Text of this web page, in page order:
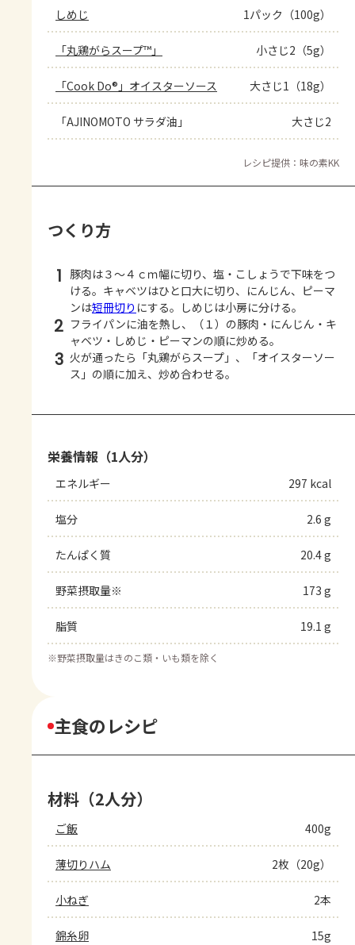
しめじ 1パック（100g）
「丸鶏がらスープ™」 小さじ2（5g）
「Cook Do®」オイスターソース 大さじ1（18g）
「AJINOMOTO サラダ油」 大さじ2
レシピ提供：味の素KK
つくり方
1 豚肉は３～４ｃｍ幅に切り、塩・こしょうで下味をつ
ける。キャベツはひと口大に切り、にんじん、ピーマ
ンは短冊切り にする。しめじは小房に分ける。
2 フライパンに油を熱し、（１）の豚肉・にんじん・キ
ャベツ・しめじ・ピーマンの順に炒める。
3 火が通ったら「丸鶏がらスープ」、「オイスターソー
ス」の順に加え、炒め合わせる。
栄養情報（1人分）
エネルギー 297 kcal
塩分 2.6 g
たんぱく質 20.4 g
野菜摂取量※ 173 g
脂質 19.1 g
※野菜摂取量はきのこ類・いも類を除く
主食のレシピ
材料（2人分）
ご飯 400g
薄切りハム 2枚（20g）
小ねぎ 2本
錦糸卵 15g